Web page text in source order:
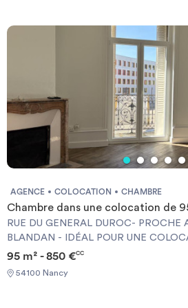
AGENCE COLOCATION CHAMBRE
Chambre dans une colocation de
RUE DU GENERAL DUROC- PROCHE
BLANDAN - IDÉAL POUR UNE
proximité des axes de transport. Situé
étage d'un immeuble sans ascenseur,
séduira par son agencement
95 m² - 850 €CC
54100 Nancy